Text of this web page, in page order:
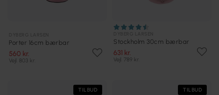
Porter 16cm bærbar
560 kr.
Vejl. 803 kr.
Stockholm 30cm bærbar
631 kr.
Vejl. 789 kr.
TILBUD TILBUD